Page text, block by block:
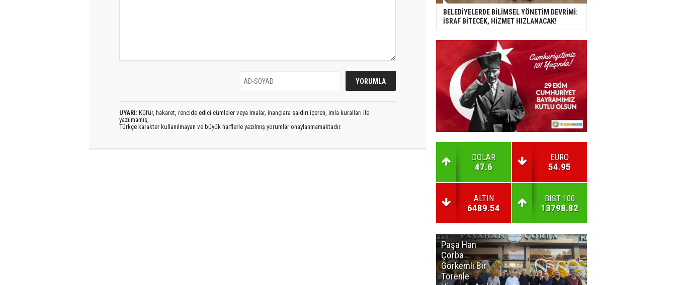
UYARI: Küfür, hakaret, rencide edici cümleler veya imalar, inançlara saldırı içeren, imla kuralları ile
yazılmamış,
Türkçe karakter kullanılmayan ve büyük harflerle yazılmış yorumlar onaylanmamaktadır.
BELEDİYELERDE BİLİMSEL YÖNETİM DEVRİMİ:
İSRAF BİTECEK, HİZMET HIZLANACAK!
DOLAR
47.6
EURO
54.95
ALTIN
6489.54
BIST 100
13798.82
Paşa Han
Çorba
Görkemli Bir
Törenle